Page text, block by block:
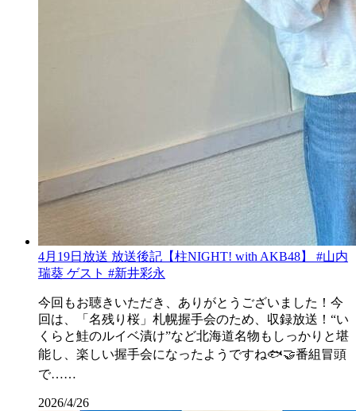
4月19日放送 放送後記【柱NIGHT! with AKB48】 #山内
瑞葵 ゲスト #新井彩永
今回もお聴きいただき、ありがとうございました！今
回は、「名残り桜」札幌握手会のため、収録放送！“い
くらと鮭のルイベ漬け”など北海道名物もしっかりと堪
能し、楽しい握手会になったようですね🐟🤝番組冒頭
で……
2026/4/26